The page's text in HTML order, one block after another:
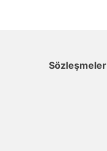
Sözleşmeler